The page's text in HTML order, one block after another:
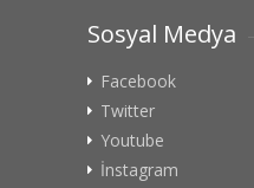
Sosyal Medya
Facebook
Twitter
Youtube
İnstagram